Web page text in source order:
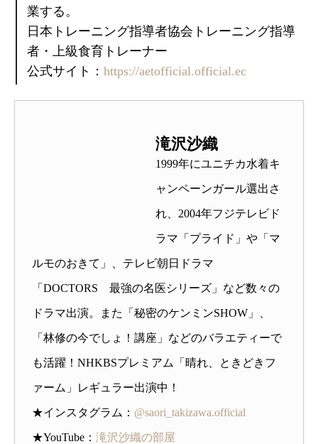
業する。
日本トレーニング指導者協会トレーニング指導
者・上級食育トレーナー
公式サイト：https://aetofficial.official.ec
滝沢沙織
1999年にユニチカ水着キ
ャンペーンガール選出さ
れ、2004年フジテレビド
ラマ「プライド」や「マ
ルモのおきて」、テレビ朝日ドラマ
「DOCTORS 最強の名医シリーズ」など数々の
ドラマ出演。また「秘密のケンミンSHOW」、
「林修の今でしょ！講座」などのバラエティーで
も活躍！NHKBSプレミアム「晴れ、ときどきフ
ァーム」レギュラー出演中！
★インスタグラム： @saori_takizawa.official
★YouTube： 滝沢沙織の部屋